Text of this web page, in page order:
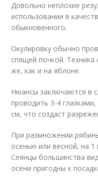
Довольно неплохие
использовании в
обыкновенного.
Окулировку обычно
спящей почкой. Техника
же, как и на яблоне.
Нюансы заключаются в
проводить 3-4
см, что создаст
При размножении
осенью или весной, на
Сеянцы большинства
осени пригодны к